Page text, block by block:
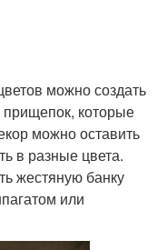
можно создать
которые
можно оставить
в разные цвета.
жестяную банку
или